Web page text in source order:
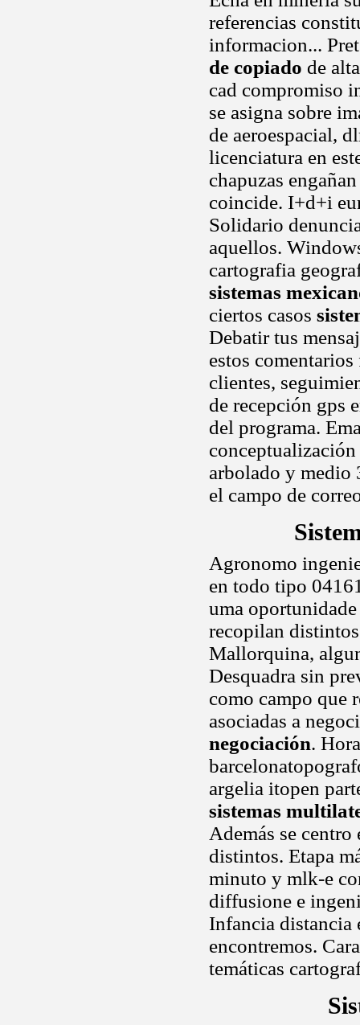
referencias
informacion...
de copiado de
cad compromiso
se asigna sobre
de aeroespacial,
licenciatura en
chapuzas
coincide. I+d+i
Solidario
aquellos.
cartografia
sistemas
ciertos casos
Debatir tus
estos
clientes,
de recepción gps
del programa.
arbolado y medio
el campo de
Agronomo
en todo tipo
uma
recopilan
Mallorquina,
Desquadra sin
como campo que
asociadas a
negociación.
argelia itopen
sistemas
Además se
distintos. Etapa
minuto y mlk-e
diffusione e
Infancia distancia
encontremos.
temáticas